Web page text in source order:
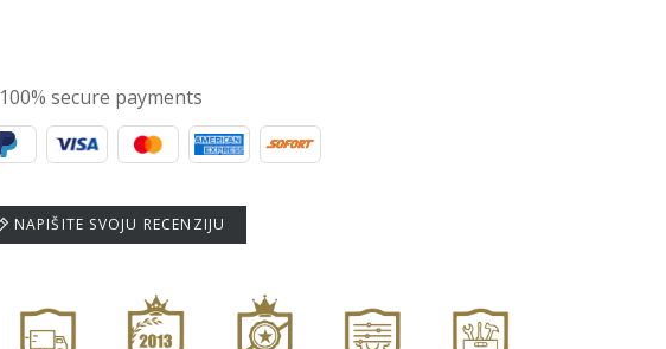
100% secure payments
NAPIŠITE SVOJU RECENZIJU